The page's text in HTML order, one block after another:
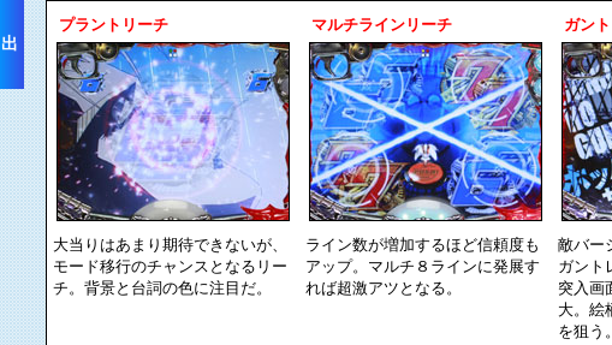
出
プラントリーチ マルチラインリーチ ガン
大当りはあまり期待できないが、
モード移行のチャンスとなるリー
チ。背景と台詞の色に注目だ。
ライン数が増加するほど信頼度も
アップ。マルチ８ラインに発展す
れば超激アツとなる。
敵バー
ガント
突入画
大。絵
を狙う。